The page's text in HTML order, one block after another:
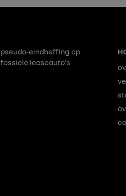
pseudo-eindheffing op
fossiele leaseauto’s